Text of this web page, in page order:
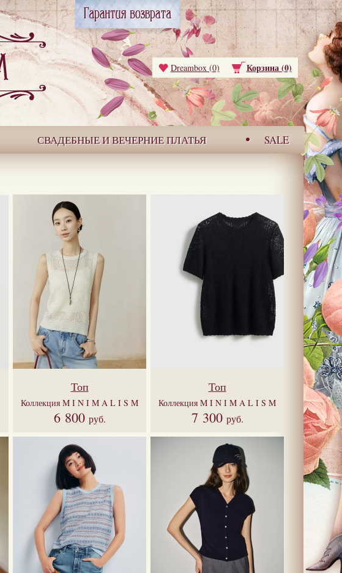
СВАДЕБНЫЕ И ВЕЧЕРНИЕ ПЛАТЬЯ SALE
Dreambox (0) Корзина (0)
Топ
Коллекция M I N I M A L I S M
6 800 руб.
Топ
Коллекция M I N I M A L I S M
7 300 руб.